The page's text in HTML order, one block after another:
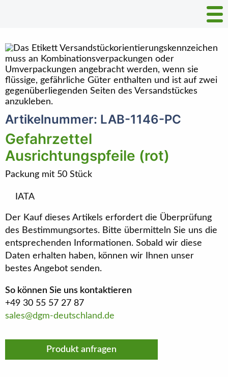
Artikelnummer: LAB-1146-PC
Gefahrzettel
Ausrichtungspfeile (rot)
Packung mit 50 Stück
IATA
Der Kauf dieses Artikels erfordert die Überprüfung
des Bestimmungsortes. Bitte übermitteln Sie uns die
entsprechenden Informationen. Sobald wir diese
Daten erhalten haben, können wir Ihnen unser
bestes Angebot senden.
So können Sie uns kontaktieren
+49 30 55 57 27 87
sales@dgm-deutschland.de
Produkt anfragen